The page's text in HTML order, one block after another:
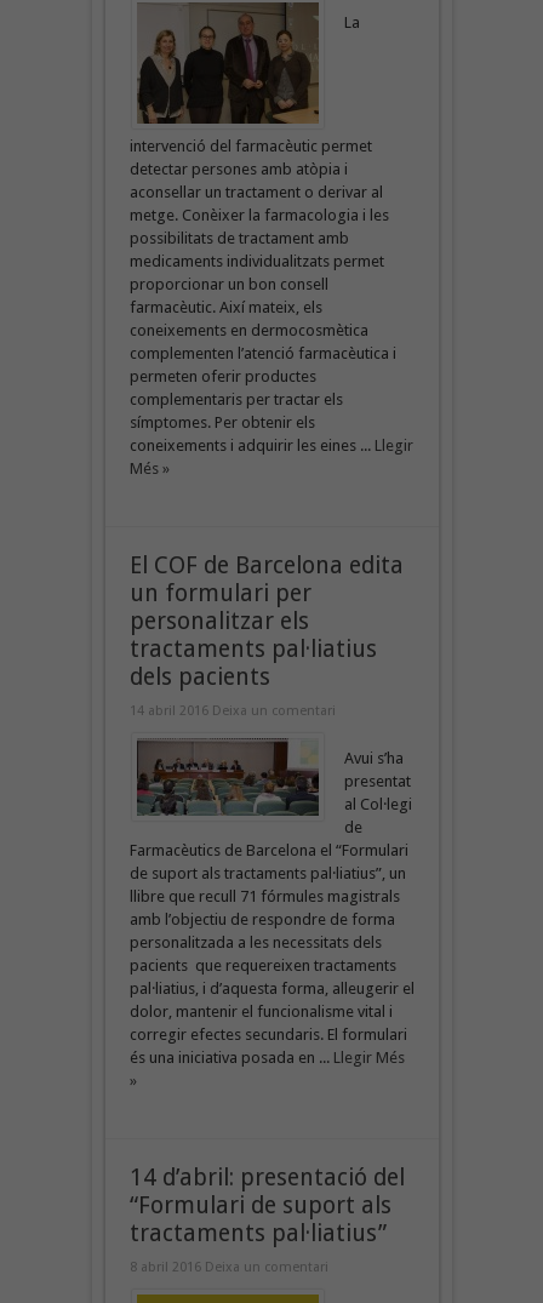
La
intervenció del farmacèutic permet
detectar persones amb atòpia i
aconsellar un tractament o derivar al
metge. Conèixer la farmacologia i les
possibilitats de tractament amb
medicaments individualitzats permet
proporcionar un bon consell
farmacèutic. Així mateix, els
coneixements en dermocosmètica
complementen l’atenció farmacèutica i
permeten oferir productes
complementaris per tractar els
símptomes. Per obtenir els
coneixements i adquirir les eines ... Llegir
Més »
El COF de Barcelona edita
un formulari per
personalitzar els
tractaments pal·liatius
dels pacients
14 abril 2016 Deixa un comentari
Avui s’ha
presentat
al Col·legi
de
Farmacèutics de Barcelona el “Formulari
de suport als tractaments pal·liatius”, un
llibre que recull 71 fórmules magistrals
amb l’objectiu de respondre de forma
personalitzada a les necessitats dels
pacients que requereixen tractaments
pal·liatius, i d’aquesta forma, alleugerir el
dolor, mantenir el funcionalisme vital i
corregir efectes secundaris. El formulari
és una iniciativa posada en ... Llegir Més
»
14 d’abril: presentació del
“Formulari de suport als
tractaments pal·liatius”
8 abril 2016 Deixa un comentari